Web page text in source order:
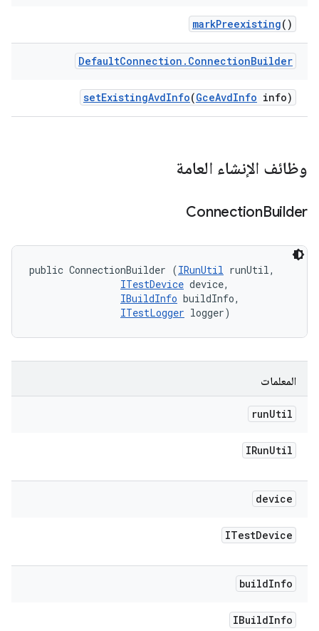
markPreexisting()
DefaultConnection . ConnectionBuilder
setExistingAvdInfo(GceAvdInfo info)
وظائف الإنشاء العامة
ConnectionBuilder
public ConnectionBuilder (IRunUtil runUtil,
ITestDevice device,
IBuildInfo buildInfo,
ITestLogger logger)
المعلمات
runUtil
IRunUtil
device
ITestDevice
buildInfo
IBuildInfo